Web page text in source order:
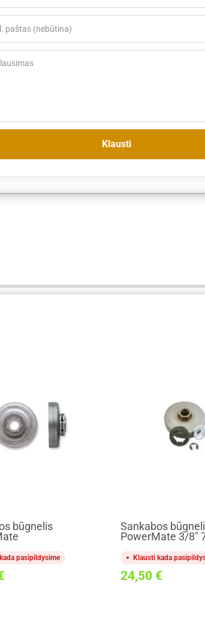
būgnelis
pasipildysime
Sankabos
PowerMate 3/8″
Klausti kada
24,50 €